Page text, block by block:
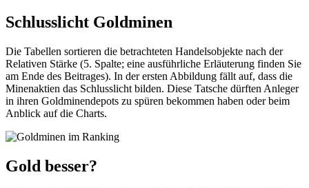
Schlusslicht Goldminen
Die Tabellen sortieren die betrachteten Handelsobjekte nach der
Relativen Stärke (5. Spalte; eine ausführliche Erläuterung finden Sie
am Ende des Beitrages). In der ersten Abbildung fällt auf, dass die
Minenaktien das Schlusslicht bilden. Diese Tatsche dürften Anleger
in ihren Goldminendepots zu spüren bekommen haben oder beim
Anblick auf die Charts.
Gold besser?